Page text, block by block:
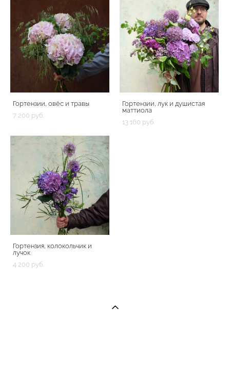
Гортензии, овёс и травы
7 200 pуб.
Гортензии, лук и душистая
маттиола
13 160 pуб.
Гортензия, колокольчик и
лучок
4 200 pуб.